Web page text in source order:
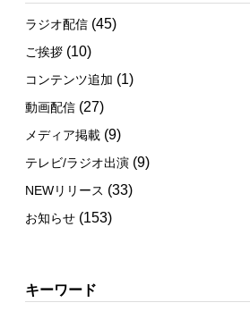
ラジオ配信 (45)
ご挨拶 (10)
コンテンツ追加 (1)
動画配信 (27)
メディア掲載 (9)
テレビ/ラジオ出演 (9)
NEWリリース (33)
お知らせ (153)
キーワード